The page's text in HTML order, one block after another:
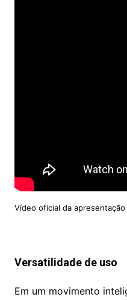
Vídeo oficial da apresentação
Versatilidade de uso
Em um movimento